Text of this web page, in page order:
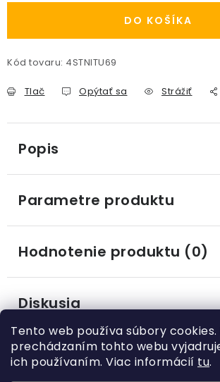
Tento web používa súbory
prechádzaním tohto webu
ich používaním. Viac informácií tu.
DO KOŠÍKA
Kód tovaru: 4STNITU69
Tlač Opýtať sa Strážiť
Popis
Parametre produktu
Hodnotenie produktu (0)
Diskusia